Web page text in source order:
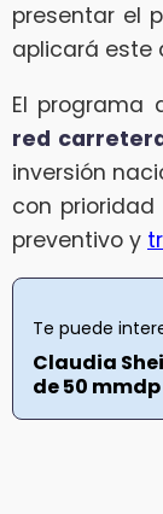
presentar el
aplicará este
El programa
red
inversión
con
preventivo y
Te puede
Claudia
de 50